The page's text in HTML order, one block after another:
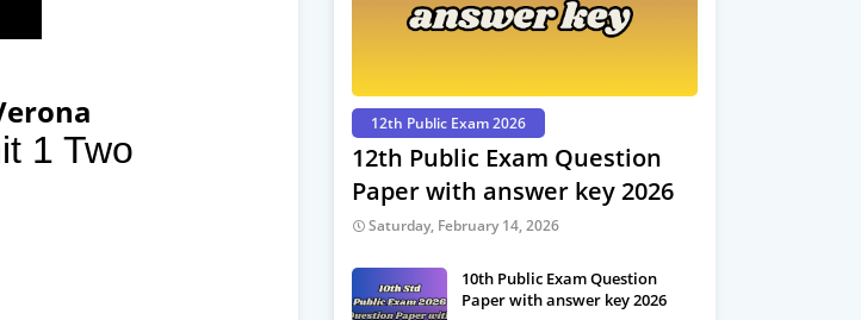
12th Public Exam 2026
12th Public Exam Question
Paper with answer key 2026
Saturday, February 14, 2026
10th Public Exam Question
Paper with answer key 2026